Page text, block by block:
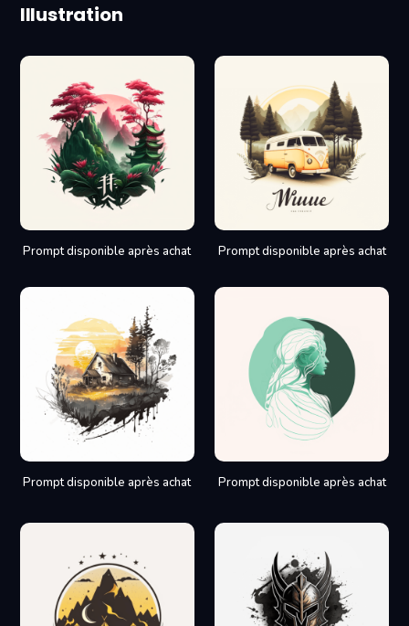
Illustration
Prompt disponible après achat Prompt disponible après achat
Prompt disponible après achat Prompt disponible après achat